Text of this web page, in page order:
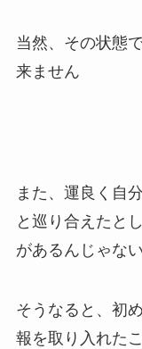
当然、その状態
来ません
また、運良く自
と巡り合えたと
があるんじゃな
そうなると、初
報を取り入れた